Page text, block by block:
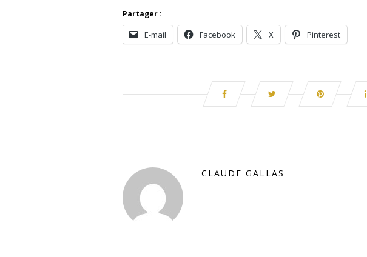
Partager :
E-mail Facebook X Pinterest
CLAUDE GALLAS